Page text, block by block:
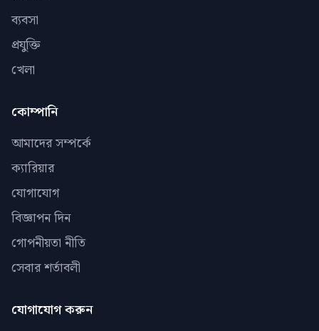
ব্যবসা
প্রযুক্তি
খেলা
কোম্পানি
আমাদের সম্পর্কে
ক্যারিয়ার
যোগাযোগ
বিজ্ঞাপন দিন
গোপনীয়তা নীতি
সেবার শর্তাবলী
যোগাযোগ করুন